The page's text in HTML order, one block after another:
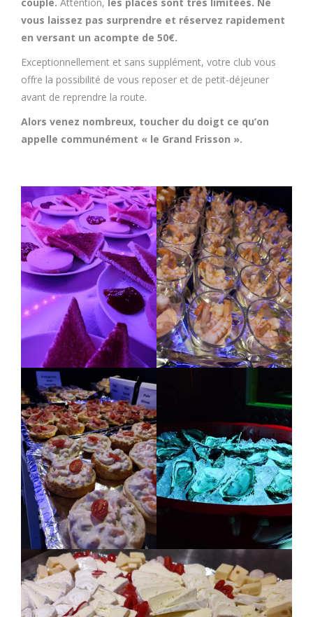
vous laissez pas surprendre et réservez rapidement
en versant un acompte de 50€.
Exceptionnellement et sans supplément, votre club vous
offre la possibilité de vous reposer et de petit-déjeuner
avant de reprendre la route.
Alors venez nombreux, toucher du doigt ce qu’on
appelle communément « le Grand Frisson ».